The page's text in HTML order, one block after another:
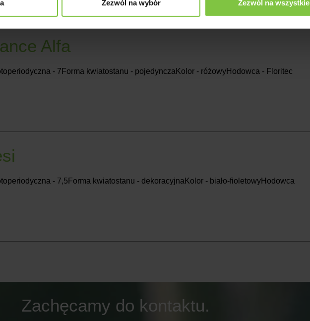
Zezwól na wybór Zezwól na wszystkie
Alfa
- 7Forma kwiatostanu - pojedynczaKolor - różowyHodowca - Floritec
- 7,5Forma kwiatostanu - dekoracyjnaKolor - biało-fioletowyHodowca
Zachęcamy do kontaktu.